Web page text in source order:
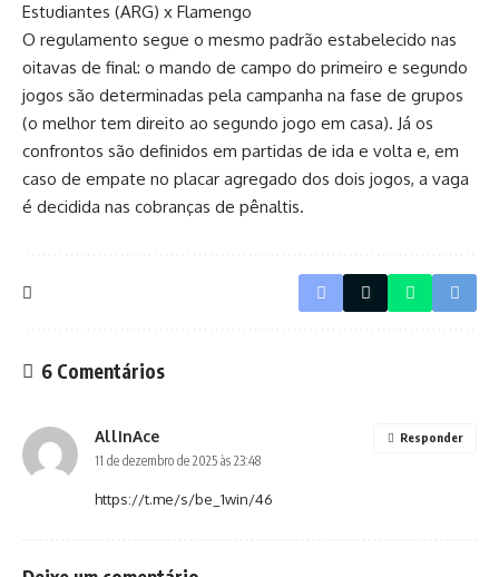
Estudiantes (ARG) x Flamengo
O regulamento segue o mesmo padrão estabelecido nas
oitavas de final: o mando de campo do primeiro e segundo
jogos são determinadas pela campanha na fase de grupos
(o melhor tem direito ao segundo jogo em casa). Já os
confrontos são definidos em partidas de ida e volta e, em
caso de empate no placar agregado dos dois jogos, a vaga
é decidida nas cobranças de pênaltis.
6 Comentários
AllInAce
11 de dezembro de 2025 às 23:48
https://t.me/s/be_1win/46
Responder